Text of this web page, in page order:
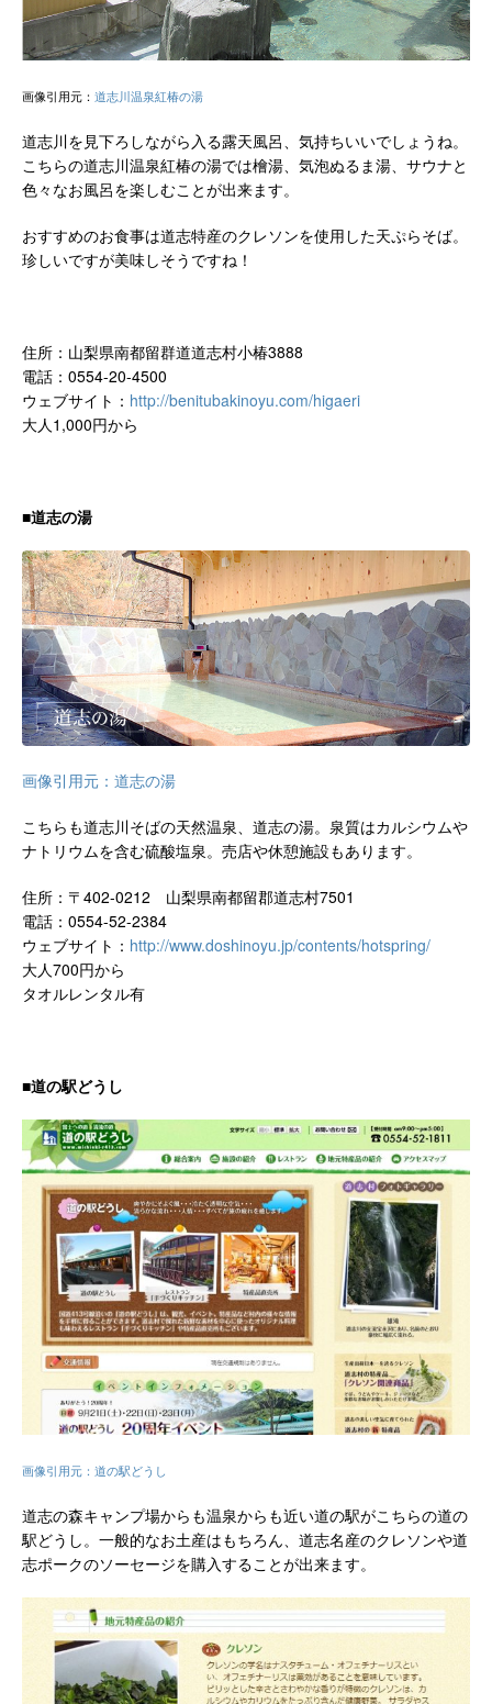
画像引用元： 道志川温泉紅椿の湯
道志川を見下ろしながら入る露天風呂、気持ちいいでしょうね。
こちらの道志川温泉紅椿の湯では檜湯、気泡ぬるま湯、サウナと
色々なお風呂を楽しむことが出来ます。
おすすめのお食事は道志特産のクレソンを使用した天ぷらそば。
珍しいですが美味しそうですね！
住所：山梨県南都留群道道志村小椿3888
電話：0554-20-4500
ウェブサイト： http://benitubakinoyu.com/higaeri
大人1,000円から
■道志の湯
画像引用元：道志の湯
こちらも道志川そばの天然温泉、道志の湯。泉質はカルシウムや
ナトリウムを含む硫酸塩泉。売店や休憩施設もあります。
住所：〒402-0212 山梨県南都留郡道志村7501
電話：0554-52-2384
ウェブサイト： http://www.doshinoyu.jp/contents/hotspring/
大人700円から
タオルレンタル有
■道の駅どうし
画像引用元：道の駅どうし
道志の森キャンプ場からも温泉からも近い道の駅がこちらの道の
駅どうし。一般的なお土産はもちろん、道志名産のクレソンや道
志ポークのソーセージを購入することが出来ます。